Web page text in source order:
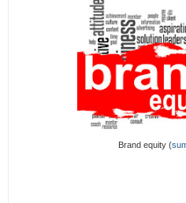
Brand equity (